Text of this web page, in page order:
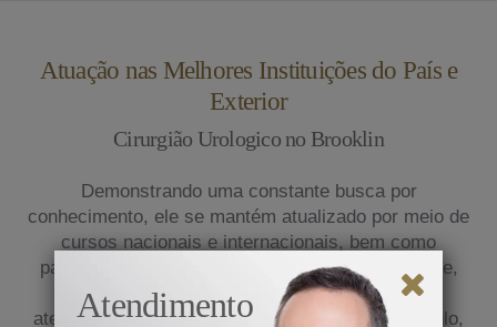
Atuação nas Melhores Instituições do País e
Exterior
Cirurgião Urologico no Brooklin
Demonstrando uma constante busca por
conhecimento, ele se mantém atualizado por meio de
cursos nacionais e internacionais, bem como
participação em congressos médicos. Atualmente,
exerce sua prática na clínica privada e presta
atendimento em renomados hospitais de São Paulo,
Atendimento